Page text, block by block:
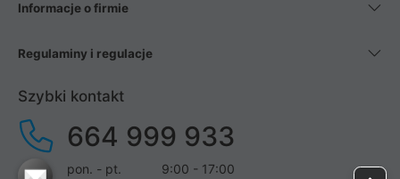
Informacje o firmie
Regulaminy i regulacje
Szybki kontakt
664 999 933
pon. - pt.
9:00 - 17:00